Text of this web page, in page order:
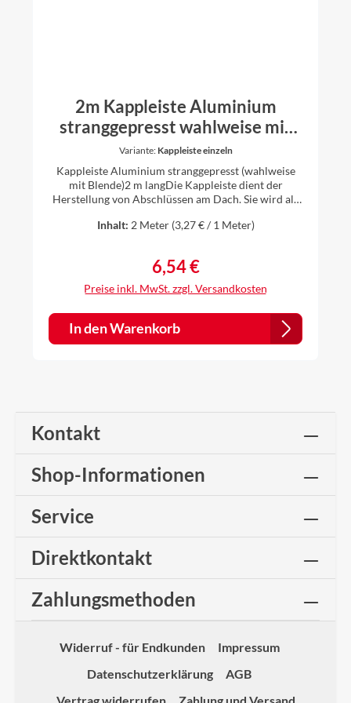
2m Kappleiste Aluminium
stranggepresst wahlweise mit
Blende und Verbinder
Variante: Kappleiste einzeln
Kappleiste Aluminium stranggepresst (wahlweise
mit Blende)2 m langDie Kappleiste dient der
Herstellung von Abschlüssen am Dach. Sie wird als
Die Kappleiste verhindert das Eindringen von
einsetzbar ist.Wahlweise ist diese Kappleiste mit
passenden Blenden erhältlich. Nach anbringen der
Kappleiste am Bauteil, wird die Blende von unten in
die Kappleiste eingehangen und nach oben drüber
geklickt.Passende Verbinder werden beim Kauf von
Kappleiste mit Blende mitgeliefert. Kappleiste
Durchmesser Kappleiste mit passender
BlendeMaterial der Blende:· Aluminium natur
0,8 mm stark· Aluminium farbig 0,8 mm stark
(einseitig farbig, farbige Seite außen) oxidrot
(RAL3009), anthrazit (RAL 7016), ziegelrot (RAL
8004), braun (RAL 8014) und weiß (RAL 9010) ·
Titanzink 0,7 mm stark Befestigt wird die Kappleiste
z.B. mit Spenglerschrauben oder Herkulesdübeln
Dämmstoffschrauben.Entsprechendes
Befestigungsmaterial finden Sie in meinen anderen
Angeboten.
Inhalt: 2 Meter (3,27 € / 1 Meter)
Regulärer Preis:
6,54 €
Preise inkl. MwSt. zzgl. Versandkosten
In den Warenkorb
Kontakt
Shop-Informationen
Service
Direktkontakt
Zahlungsmethoden
Widerruf - für Endkunden
Impressum
Datenschutzerklärung
AGB